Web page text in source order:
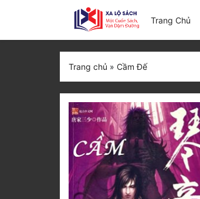
Trang Chủ
Trang chủ » Cầm Đế